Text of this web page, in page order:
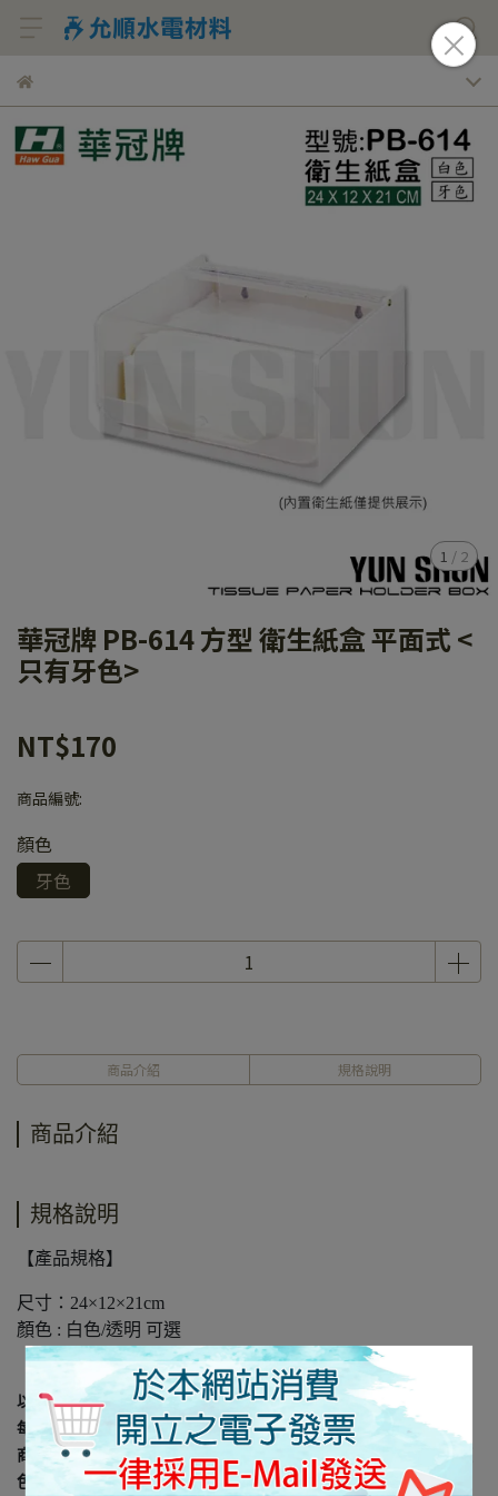
1 / 2
華冠牌 PB-614 方型 衛生紙盒 平面式 <
只有牙色>
NT$170
商品編號:
顏色
牙色
商品介紹 規格說明
商品介紹
規格說明
【產品規格】
尺寸：24×12×21cm
顏色 : 白色/透明 可選
以上規格資料若有任何錯誤，以原廠規格所公佈資料為準。
每台電腦螢幕因設定及廠牌的不同，皆會影響顯示器的顏色呈現，
商品難免會有色差及個人感官認知的差異， 所以出貨以實際商品顏
色為主。